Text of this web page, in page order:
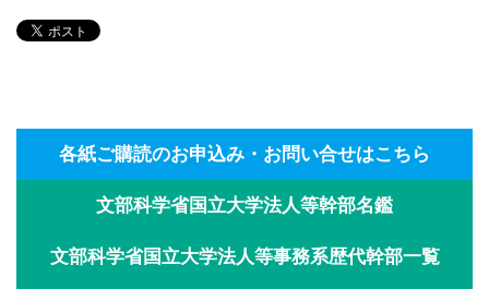
各紙ご購読のお申込み・お問い合せはこちら
文部科学省国立大学法人等幹部名鑑
文部科学省国立大学法人等事務系歴代幹部一覧